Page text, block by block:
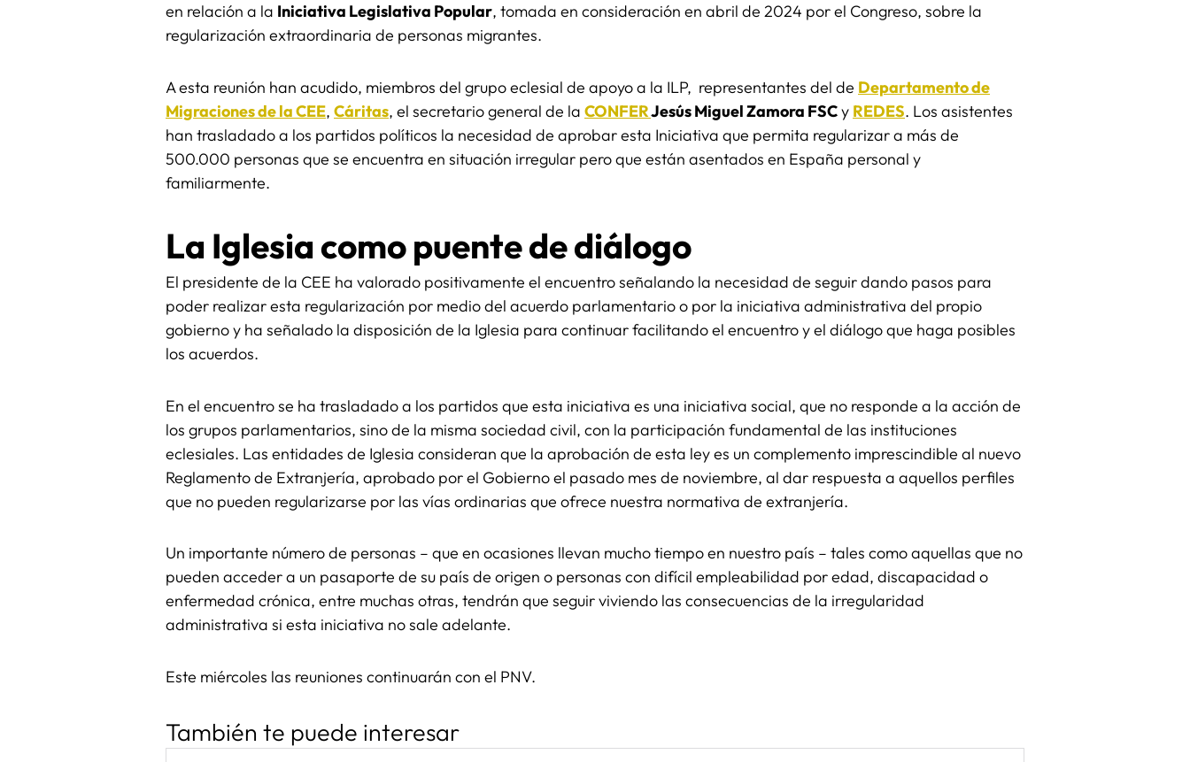
en relación a la Iniciativa Legislativa Popular, tomada en consideración en abril de 2024 por el Congreso, sobre la
regularización extraordinaria de personas migrantes.
A esta reunión han acudido, miembros del grupo eclesial de apoyo a la ILP, representantes del de Departamento de
Migraciones de la CEE, Cáritas, el secretario general de la CONFERJesús Miguel Zamora FSCy REDES. Los asistentes
han trasladado a los partidos políticos la necesidad de aprobar esta Iniciativa que permita regularizar a más de
500.000 personas que se encuentra en situación irregular pero que están asentados en España personal y
familiarmente.
La Iglesia como puente de diálogo
El presidente de la CEE ha valorado positivamente el encuentro señalando la necesidad de seguir dando pasos para
poder realizar esta regularización por medio del acuerdo parlamentario o por la iniciativa administrativa del propio
gobierno y ha señalado la disposición de la Iglesia para continuar facilitando el encuentro y el diálogo que haga posibles
los acuerdos.
En el encuentro se ha trasladado a los partidos que esta iniciativa es una iniciativa social, que no responde a la acción de
los grupos parlamentarios, sino de la misma sociedad civil, con la participación fundamental de las instituciones
eclesiales. Las entidades de Iglesia consideran que la aprobación de esta ley es un complemento imprescindible al nuevo
Reglamento de Extranjería, aprobado por el Gobierno el pasado mes de noviembre, al dar respuesta a aquellos perfiles
que no pueden regularizarse por las vías ordinarias que ofrece nuestra normativa de extranjería.
Un importante número de personas – que en ocasiones llevan mucho tiempo en nuestro país – tales como aquellas que no
pueden acceder a un pasaporte de su país de origen o personas con difícil empleabilidad por edad, discapacidad o
enfermedad crónica, entre muchas otras, tendrán que seguir viviendo las consecuencias de la irregularidad
administrativa si esta iniciativa no sale adelante.
Este miércoles las reuniones continuarán con el PNV.
También te puede interesar